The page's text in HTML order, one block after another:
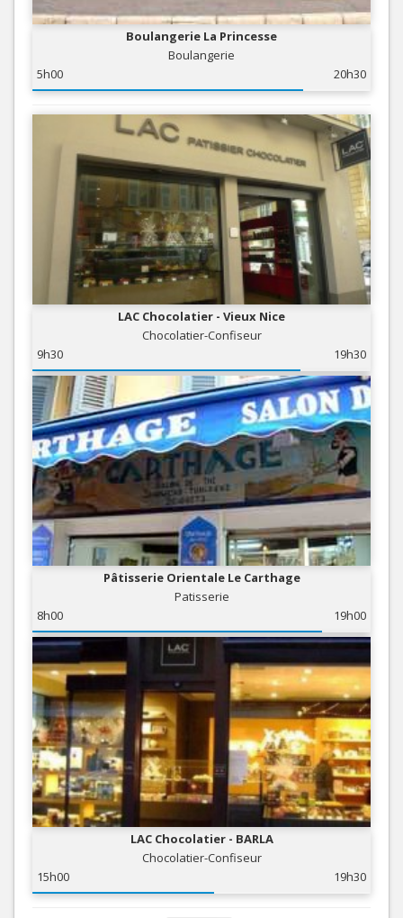
Boulangerie La Princesse
Boulangerie
5h00
20h30
LAC Chocolatier - Vieux Nice
Chocolatier-Confiseur
9h30
19h30
Pâtisserie Orientale Le Carthage
Patisserie
8h00
19h00
LAC Chocolatier - BARLA
Chocolatier-Confiseur
15h00
19h30